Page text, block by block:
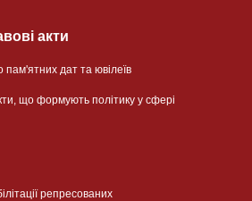
акти
дат та ювілеїв
що формують політику у сфері
репресованих